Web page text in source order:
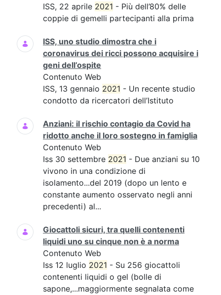
ISS, 22 aprile 2021 - Più dell’80% delle
coppie di gemelli partecipanti alla prima
ISS, uno studio dimostra che i
coronavirus dei ricci possono acquisire i
geni dell’ospite
Contenuto Web
ISS, 13 gennaio 2021 - Un recente studio
condotto da ricercatori dell’Istituto
Anziani: il rischio contagio da Covid ha
ridotto anche il loro sostegno in famiglia
Contenuto Web
Iss 30 settembre 2021 - Due anziani su 10
vivono in una condizione di
isolamento...del 2019 (dopo un lento e
constante aumento osservato negli anni
precedenti) al...
Giocattoli sicuri, tra quelli contenenti
liquidi uno su cinque non è a norma
Contenuto Web
Iss 12 luglio 2021 - Su 256 giocattoli
contenenti liquidi o gel (bolle di
sapone,...maggiormente segnalata come